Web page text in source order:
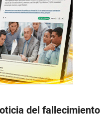
del fallecimiento